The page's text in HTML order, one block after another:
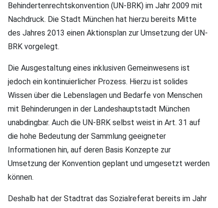
Behindertenrechtskonvention (UN-BRK) im Jahr 2009 mit
Nachdruck. Die Stadt München hat hierzu bereits Mitte
des Jahres 2013 einen Aktionsplan zur Umsetzung der UN-
BRK vorgelegt.
Die Ausgestaltung eines inklusiven Gemeinwesens ist
jedoch ein kontinuierlicher Prozess. Hierzu ist solides
Wissen über die Lebenslagen und Bedarfe von Menschen
mit Behinderungen in der Landeshauptstadt München
unabdingbar. Auch die UN-BRK selbst weist in Art. 31 auf
die hohe Bedeutung der Sammlung geeigneter
Informationen hin, auf deren Basis Konzepte zur
Umsetzung der Konvention geplant und umgesetzt werden
können.
Deshalb hat der Stadtrat das Sozialreferat bereits im Jahr